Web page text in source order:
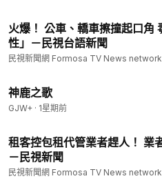
火爆！ 公車、轎車擦撞起口角 毒品快篩「雙雙驗出陽
性」－民視台語新聞
民視新聞網 Formosa TV News network
神鹿之歌
GJW+ · 1星期前
租客控包租代管業者趕人！ 業者澄清：他根本不是租客
－民視新聞
民視新聞網 Formosa TV News network